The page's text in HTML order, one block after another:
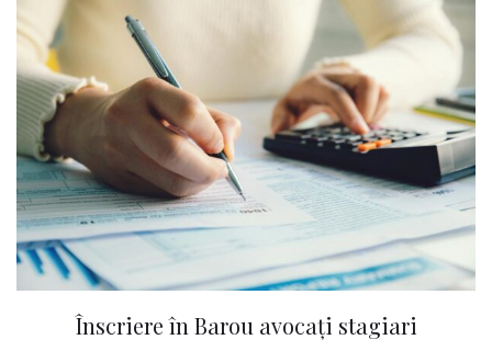
Înscriere în Barou avocați stagiari